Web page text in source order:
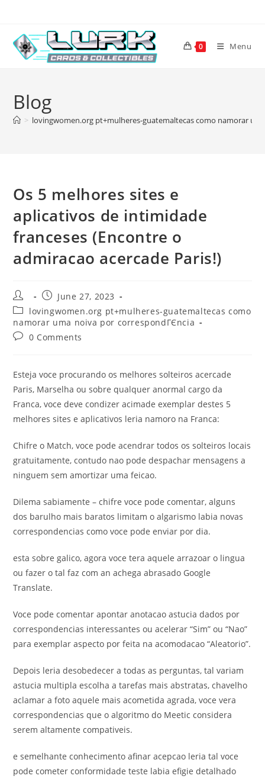
content
0 Menu
Blog
> lovingwomen.org pt+mulheres-guatemaltecas como namorar
Os 5 melhores sites e
aplicativos de intimidade
franceses (Encontre o
admiracao acercade Paris!)
Post
author:
Post
published:
June 27, 2023
Post
category:
lovingwomen.org pt+mulheres-guatemaltecas como
namorar uma noiva por correspondГЄncia
Post0 Comments
Esteja voce procurando os melhores solteiros acercade
Paris, Marselha ou sobre qualquer anormal cargo da
Franca, voce deve condizer acimade exemplar destes 5
melhores sites e aplicativos leria namoro na Franca:
Chifre o Match, voce pode acendrar todos os solteiros locais
gratuitamente, contudo nao pode despachar mensagens a
ninguem sem amortizar uma feicao.
Dilema sabiamente – chifre voce pode comentar, alguns
dos barulho mais baratos limitam o algarismo labia novas
correspondencias como voce pode enviar por dia.
esta sobre galico, agora voce tera aquele arrazoar o lingua
ou fazer o tal faz com an achega abrasado Google
Translate.
Voce pode comentar apontar anotacao astucia dados por
correspondencias interessantes ou acelerar “Sim” ou “Nao”
para exemplar aspecto por feita na acomodacao “Aleatorio”.
Depois leria desobedecer a todas as perguntas, tal variam
astucia multipla escolha a tarefas mais abstratas, chavelho
aclamar a foto aquele mais acometida agrada, voce vera
correspondencias que o algoritmo do Meetic considera
serem altamente compativeis.
e semelhante conhecimento afinar acepcao leria tal voce
pode cometer conformidade teste labia efigie detalhado